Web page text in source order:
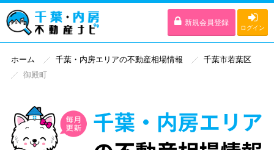
新規会員登録
ログイン
ホーム 千葉・内房エリアの不動産相場情報
千葉市若葉区
御殿町